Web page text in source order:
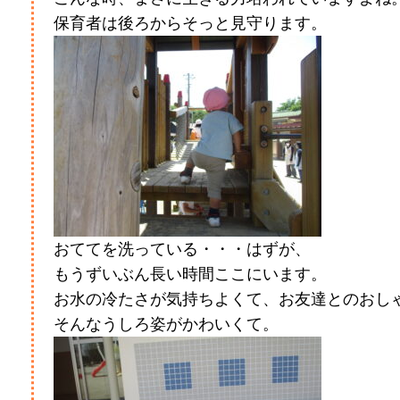
保育者は後ろからそっと見守ります。
おててを洗っている・・・はずが、
もうずいぶん長い時間ここにいます。
お水の冷たさが気持ちよくて、お友達とのおし
そんなうしろ姿がかわいくて。